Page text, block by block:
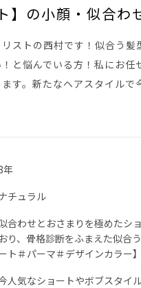
】の小顔・似合わ
ストの西村です！似合う
と悩んでいる方！私にお
す。新たなヘアスタイル
年
チュラル
合わせとおさまりを極めたシ
おり、骨格診断をふまえた似合
ト＃パーマ＃デザインカラー】
人気なショートやボブスタイ